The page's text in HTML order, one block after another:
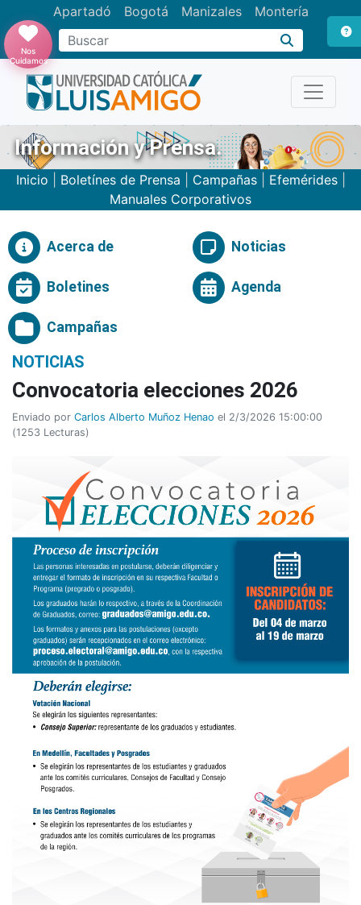
Apartadó Bogotá Manizales Montería
Buscar
Nos
Cuidamos
Información y Prensa.
Inicio Boletínes de Prensa Campañas| Efemérides|
Manuales Corporativos
Acerca de Noticias
Boletines Agenda
Campañas
NOTICIAS
Convocatoria elecciones 2026
Enviado por Carlos Alberto Muñoz Henao el 2/3/2026 15:00:00
(1253 Lecturas)